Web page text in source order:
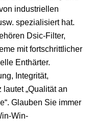
industriellen
spezialisiert hat.
Dsic-Filter,
mit fortschrittlicher
Enthärter.
Integrität,
„Qualität an
Glauben Sie immer
Win-